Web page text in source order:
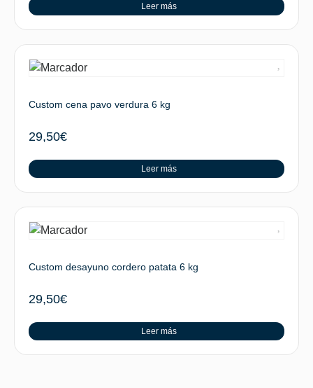
Leer más
Custom cena pavo verdura 6 kg
29,50€
Leer más
Custom desayuno cordero patata 6 kg
29,50€
Leer más